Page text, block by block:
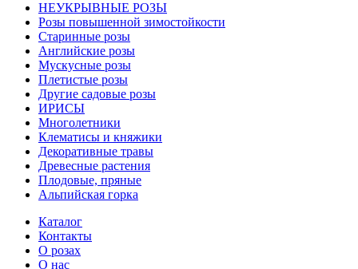
НЕУКРЫВНЫЕ РОЗЫ
Розы повышенной зимостойкости
Старинные розы
Английские розы
Мускусные розы
Плетистые розы
Другие садовые розы
ИРИСЫ
Многолетники
Клематисы и княжики
Декоративные травы
Древесные растения
Плодовые, пряные
Альпийская горка
Каталог
Контакты
О розах
О нас